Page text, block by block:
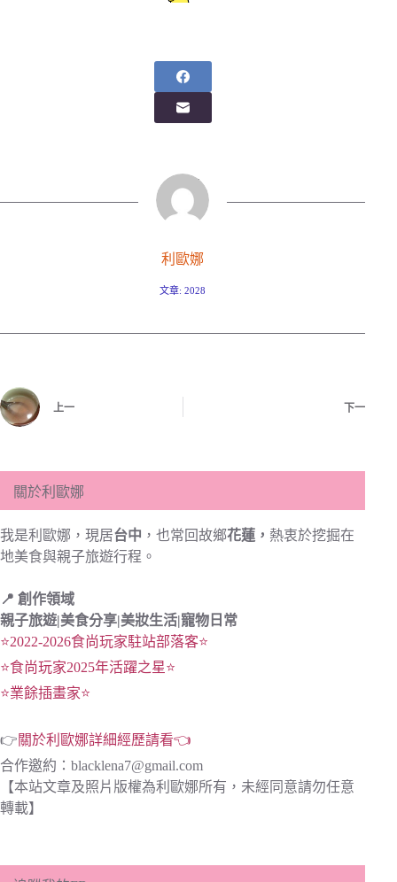
利歐娜
文章: 2028
上一 下一
關於利歐娜
我是利歐娜，現居台中 ，也常回故鄉花蓮， 熱衷於挖掘在
地美食與親子旅遊行程。
📍 創作領域
親子旅遊|美食分享|美妝生活|寵物日常
⭐2022-2026食尚玩家駐站部落客⭐
⭐食尚玩家2025年活躍之星⭐
⭐業餘插畫家⭐
👉關於利歐娜詳細經歷請看👈
合作邀約： blacklena7@gmail.com
【本站文章及照片版權為利歐娜所有，未經同意請勿任意
轉載】